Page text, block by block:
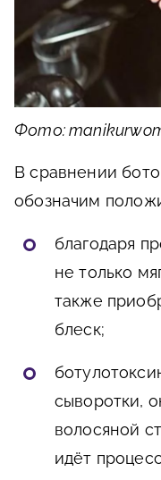
Фото:
В сравнении
обозначим
благодаря
не только
также
блеск;
сыворотки,
волосяной
идёт